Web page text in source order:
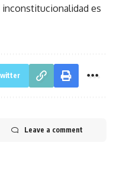
inconstitucionalidad es
Leave a comment